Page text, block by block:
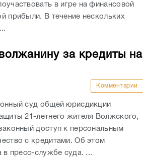
в игре на финансовой
прибыли. В течение нескольких
за кредиты на
Комментарии
суд общей юрисдикции
21-летнего жителя Волжского,
доступ к персональным
с кредитами. Об этом
в пресс-службе суда. ...